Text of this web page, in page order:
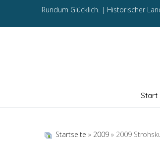
Rundum Glücklich. | Historischer
Start
Startseite » 2009 » 2009